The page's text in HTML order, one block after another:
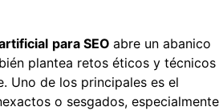
para SEO abre un abanico
plantea retos éticos y técnicos
Uno de los principales es el
o sesgados, especialmente